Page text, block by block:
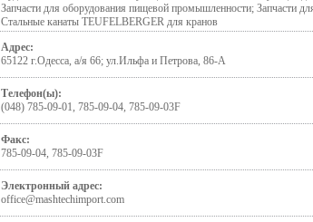
Запчасти для оборудования пищевой промышленности; Запчасти
Стальные канаты TEUFELBERGER для кранов
Адрес:
65122 г.Одесса, а/я 66; ул.Ильфа и Петрова, 86-А
Телефон(ы):
(048) 785-09-01, 785-09-04, 785-09-03F
Факс:
785-09-04, 785-09-03F
Электронный адрес:
office@mashtechimport.com